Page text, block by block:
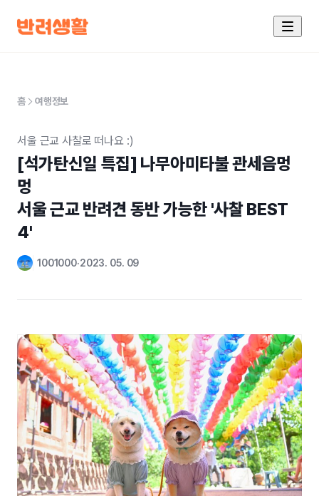
홈 여행정보
서울 근교 사찰로 떠나요 :)
[석가탄신일 특집] 나무아미타불 관세음멍
멍
서울 근교 반려견 동반 가능한 '사찰 BEST
4'
1001000 2023. 05. 09